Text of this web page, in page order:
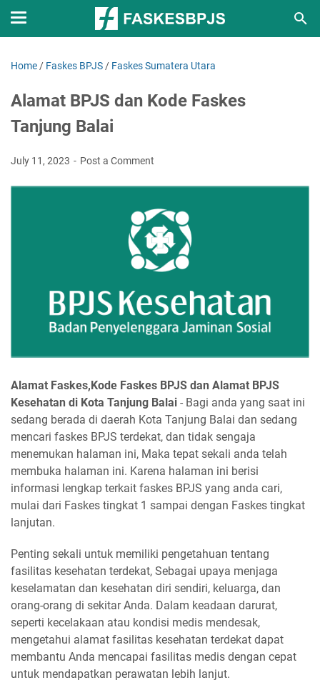
Home / Faskes BPJS / Faskes Sumatera Utara
Alamat BPJS dan Kode Faskes
Tanjung Balai
July 11, 2023 Post a Comment
Alamat Faskes,Kode Faskes BPJS dan Alamat BPJS
Kesehatan di Kota Tanjung Balai - Bagi anda yang saat ini
sedang berada di daerah Kota Tanjung Balai dan sedang
mencari faskes BPJS terdekat, dan tidak sengaja
menemukan halaman ini, Maka tepat sekali anda telah
membuka halaman ini. Karena halaman ini berisi
informasi lengkap terkait faskes BPJS yang anda cari,
mulai dari Faskes tingkat 1 sampai dengan Faskes tingkat
lanjutan.
Penting sekali untuk memiliki pengetahuan tentang
fasilitas kesehatan terdekat, Sebagai upaya menjaga
keselamatan dan kesehatan diri sendiri, keluarga, dan
orang-orang di sekitar Anda. Dalam keadaan darurat,
seperti kecelakaan atau kondisi medis mendesak,
mengetahui alamat fasilitas kesehatan terdekat dapat
membantu Anda mencapai fasilitas medis dengan cepat
untuk mendapatkan perawatan lebih lanjut.